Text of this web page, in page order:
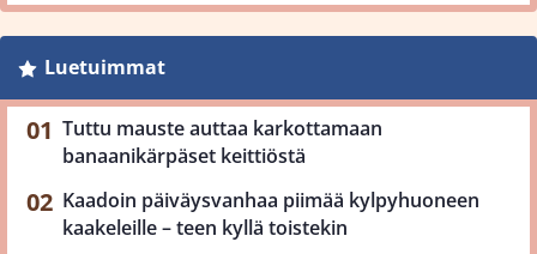
Luetuimmat
Tuttu mauste auttaa karkottamaan
banaanikärpäset keittiöstä
Kaadoin päiväysvanhaa piimää kylpyhuoneen
kaakeleille – teen kyllä toistekin